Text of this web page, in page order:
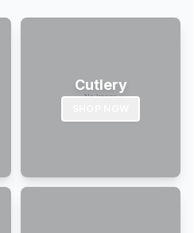
Cutlery